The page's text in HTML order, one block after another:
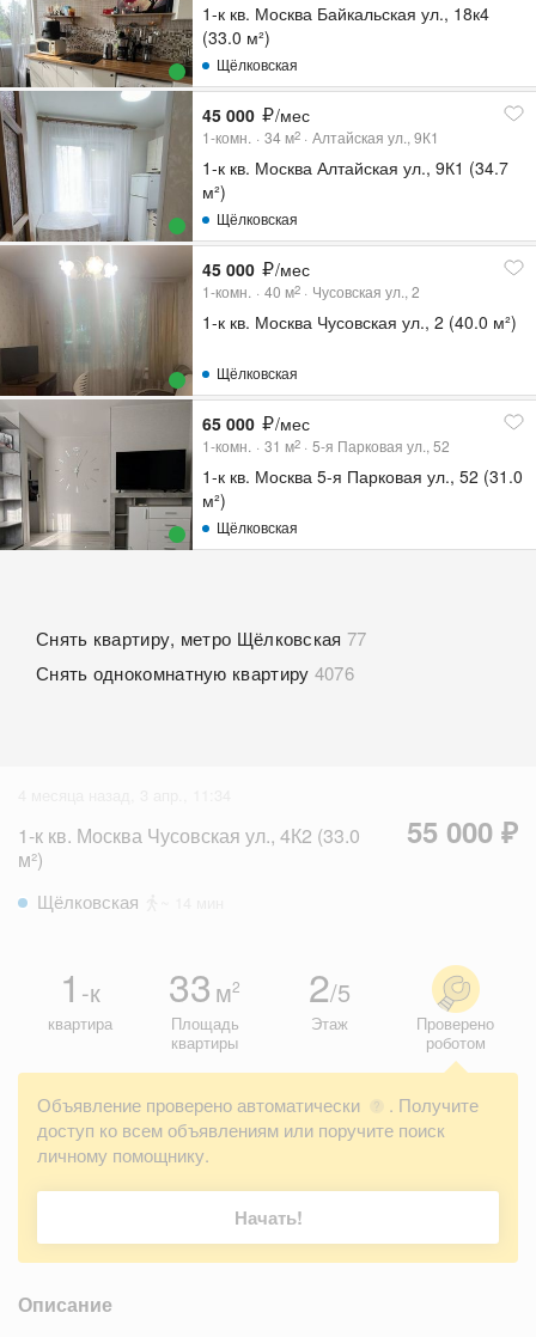
1-к кв. Москва Байкальская ул., 18к4
(33.0 м²)
Щёлковская
45 000 /мес
1-комн. 34 м2 Алтайская ул., 9К1
1-к кв. Москва Алтайская ул., 9К1 (34.7
м²)
Щёлковская
45 000 /мес
1-комн. 40 м2 Чусовская ул., 2
1-к кв. Москва Чусовская ул., 2 (40.0 м²)
Щёлковская
65 000 /мес
1-комн. 31 м2 5-я Парковая ул., 52
1-к кв. Москва 5-я Парковая ул., 52 (31.0
м²)
Щёлковская
Снять квартиру, метро Щёлковская 77
Снять однокомнатную квартиру 4076
1-к кв. Москва Чусовская ул., 4К2 (33.0
м²)
55 000 ₽
Щёлковская
1 -к
квартира
33 м2
Площадь
квартиры
2/5
Этаж
Проверено
роботом
Объявление проверено автоматически ?
. Получите
доступ ко всем объявлениям или поручите поиск
личному помощнику.
Начать!
Описание